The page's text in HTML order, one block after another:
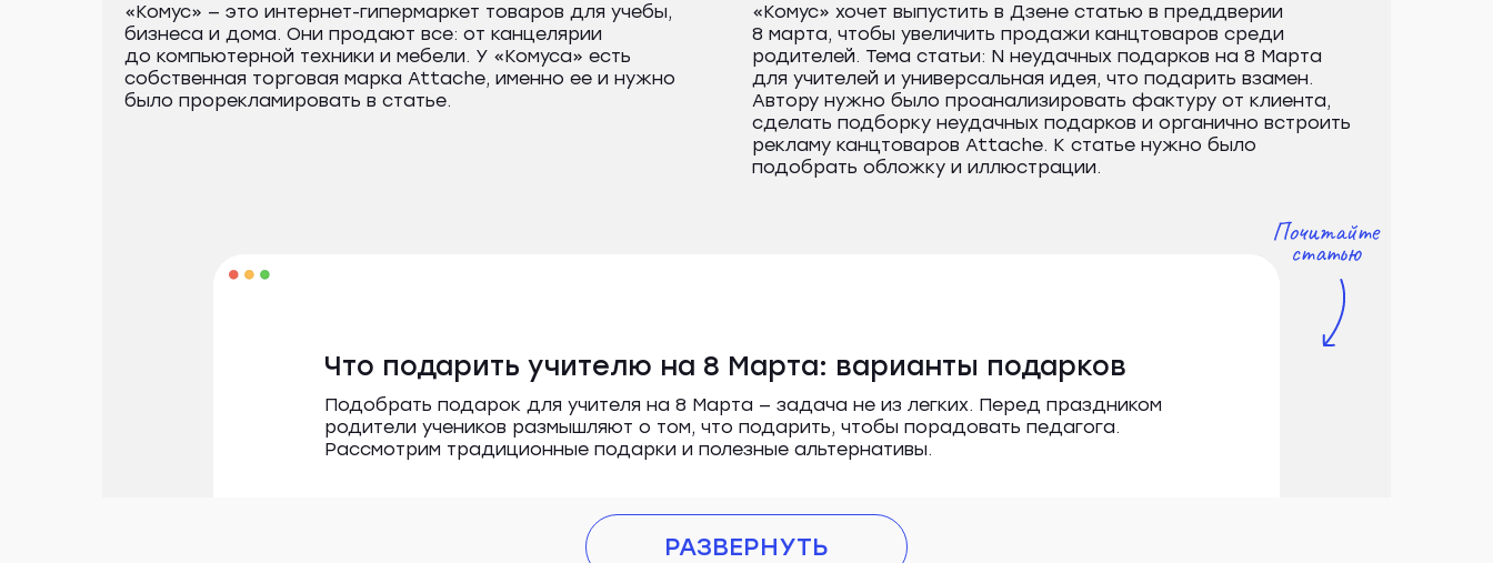
«Комус» — это интернет-гипермаркет товаров для учебы,
бизнеса и дома. Они продают все: от канцелярии
до компьютерной техники и мебели. У «Комуса» есть
собственная торговая марка Attache, именно ее и нужно
было прорекламировать в статье.
«Комус» хочет выпустить в Дзене статью в преддверии
8 марта, чтобы увеличить продажи канцтоваров среди
родителей. Тема статьи: N неудачных подарков на 8 Марта
для учителей и универсальная идея, что подарить взамен.
Автору нужно было проанализировать фактуру от клиента,
сделать подборку неудачных подарков и органично встроить
рекламу канцтоваров Attache. К статье нужно было
подобрать обложку и иллюстрации.
Что подарить учителю на 8 Марта: варианты подарков
Подобрать подарок для учителя на 8 Марта — задача не из легких. Перед праздником
родители учеников размышляют о том, что подарить, чтобы порадовать педагога.
Рассмотрим традиционные подарки и полезные альтернативы.
РАЗВЕРНУТЬ